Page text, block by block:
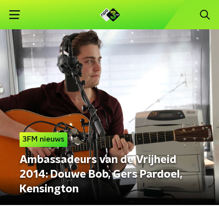
3FM nieuws
Ambassadeurs van de Vrijheid
2014: Douwe Bob, Gers Pardoel,
Kensington